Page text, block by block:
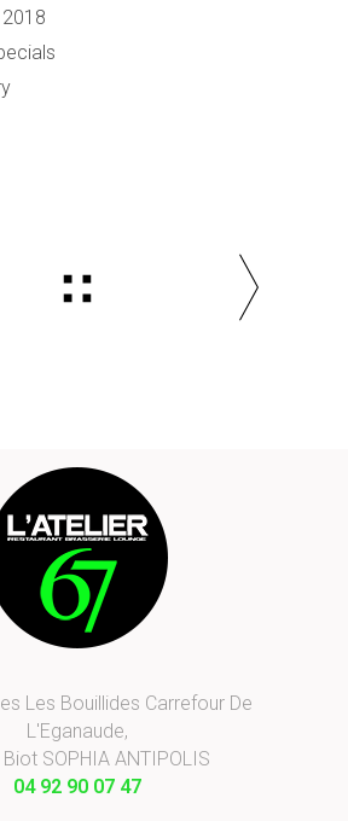
Les Bouillides Carrefour De
L'Eganaude,
SOPHIA ANTIPOLIS
04 92 90 07 47